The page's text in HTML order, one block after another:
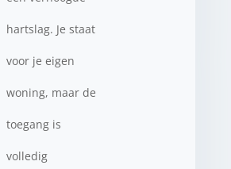
hartslag. Je staat
voor je eigen
woning, maar de
toegang is
volledig